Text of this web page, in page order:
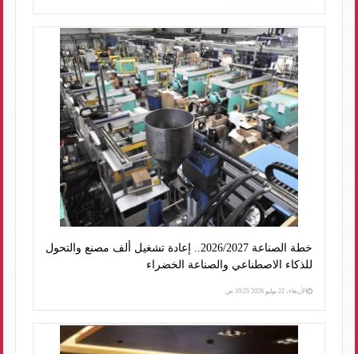
خطة الصناعة 2026/2027.. إعادة تشغيل ألف مصنع والتحول
للذكاء الاصطناعي والصناعة الخضراء
الأربعاء، 22 يوليو 2026 10:25 ص